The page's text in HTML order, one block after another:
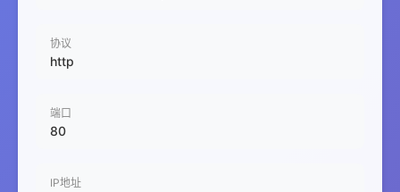
协议
http
端口
80
IP地址